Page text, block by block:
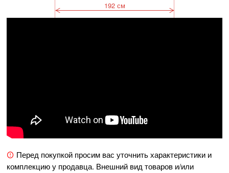
192 см
Перед покупкой просим вас уточнить характеристики и
комплекцию у продавца. Внешний вид товаров и/или